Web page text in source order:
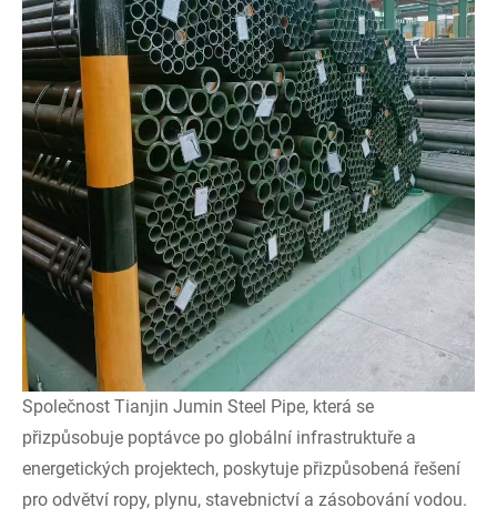
Společnost Tianjin Jumin Steel Pipe, která se
přizpůsobuje poptávce po globální infrastruktuře a
energetických projektech, poskytuje přizpůsobená řešení
pro odvětví ropy, plynu, stavebnictví a zásobování vodou.